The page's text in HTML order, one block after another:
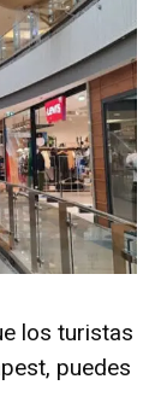
los turistas
puedes